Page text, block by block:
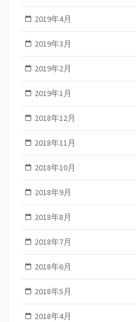
2019年4月
2019年3月
2019年2月
2019年1月
2018年12月
2018年11月
2018年10月
2018年9月
2018年8月
2018年7月
2018年6月
2018年5月
2018年4月